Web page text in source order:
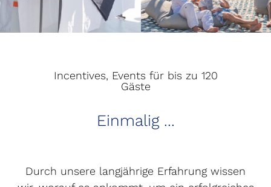
Incentives, Events für bis zu 120
Gäste
Einmalig ...
Durch unsere langjährige Erfahrung wissen